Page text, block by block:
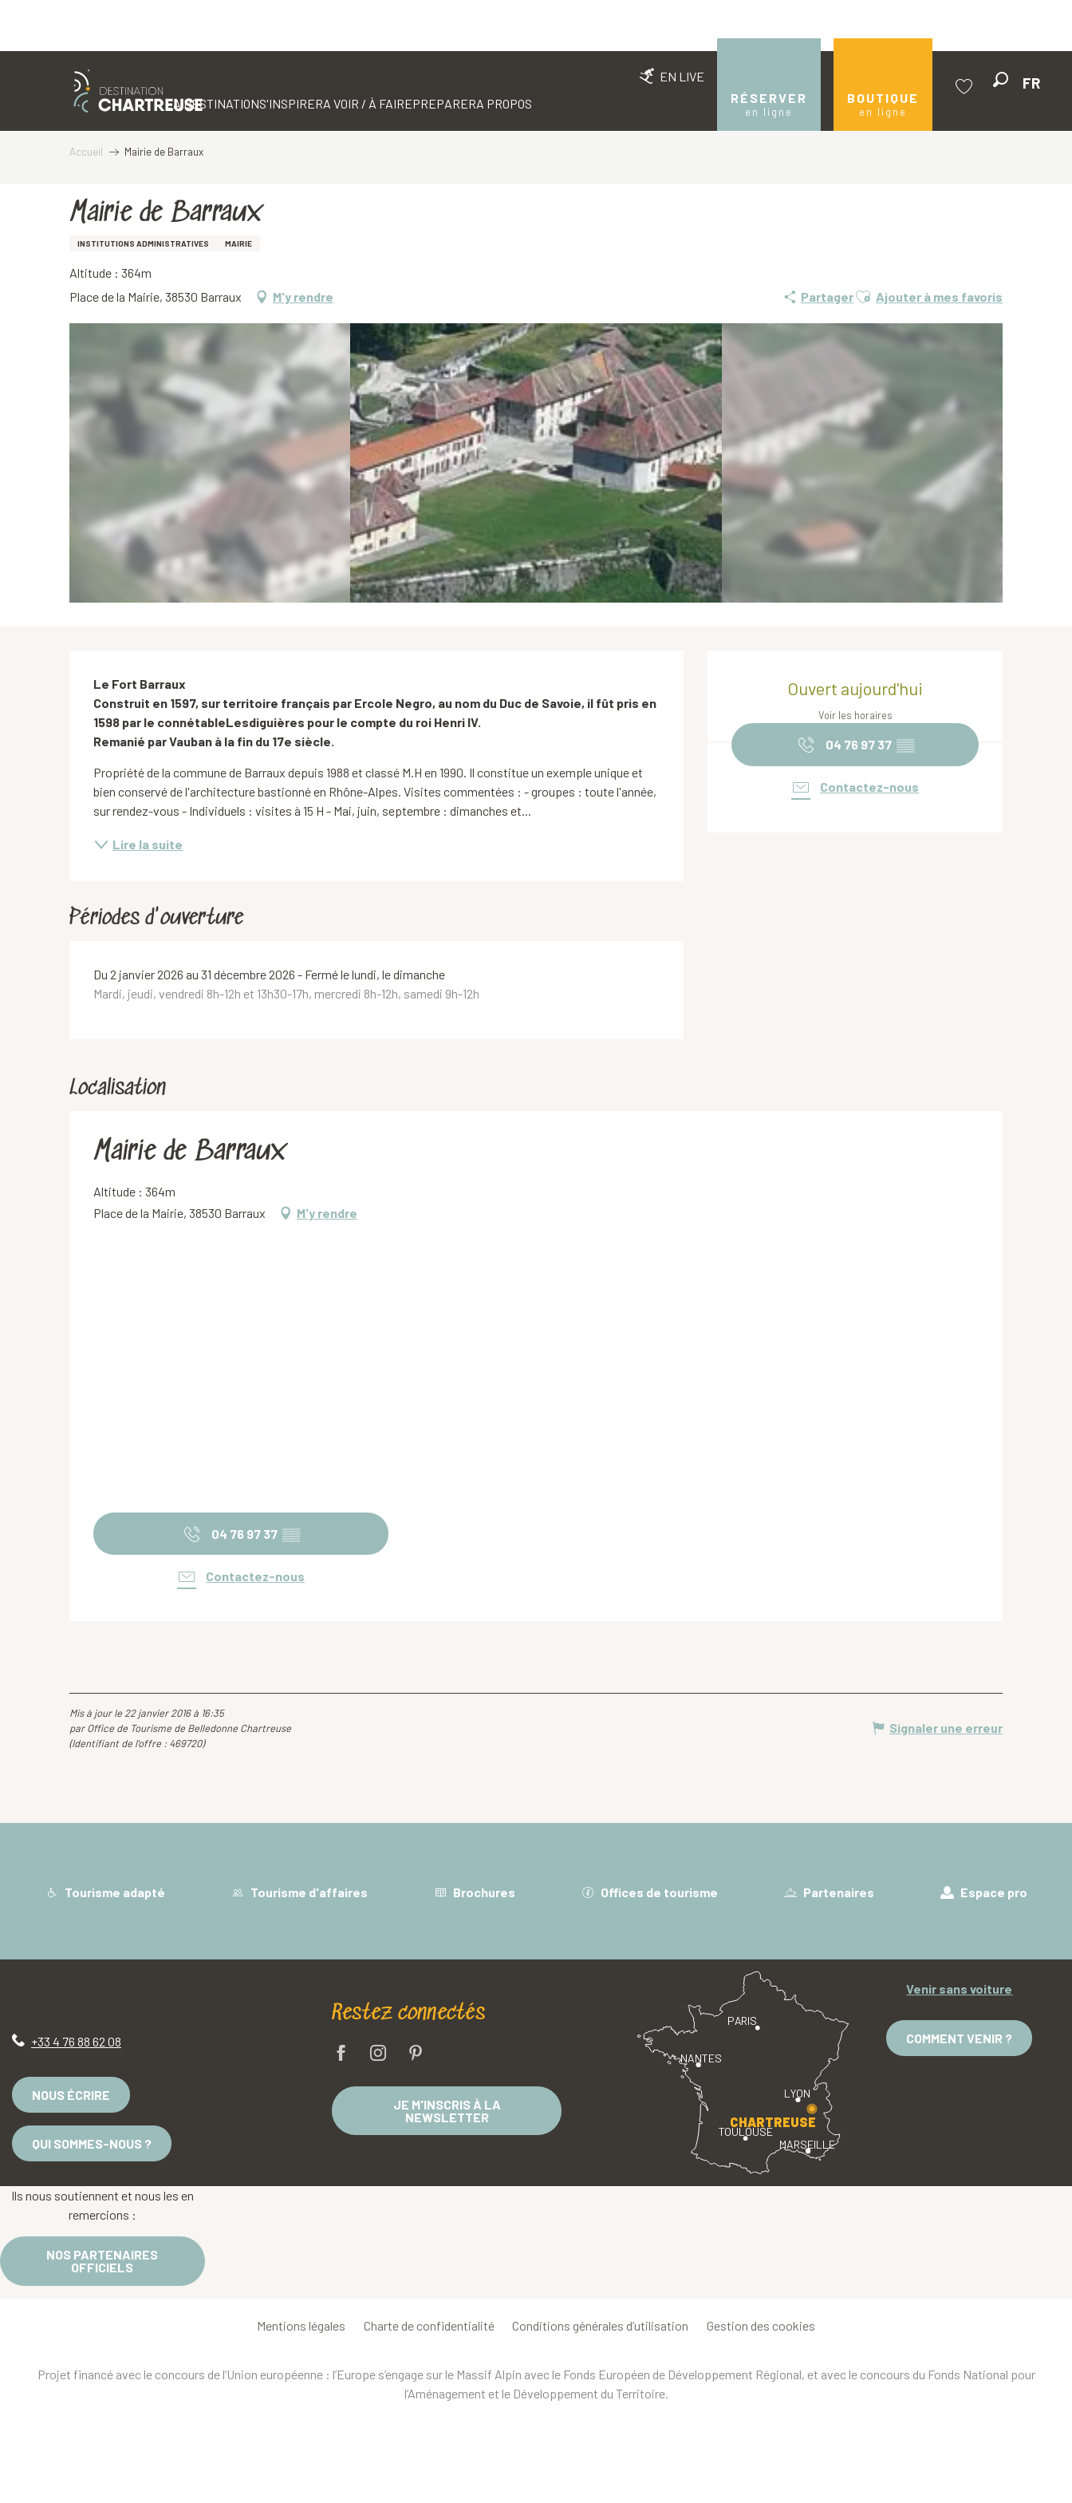
EN LIVE
RÉSERVER
en ligne
BOUTIQUE
en ligne
FR
LA DESTINATIONS'INSPIRERA VOIR / À FAIREPREPARERA PROPOS
Accueil Mairie de Barraux
Mairie de Barraux
INSTITUTIONS ADMINISTRATIVES MAIRIE
Altitude : 364m
Place de la Mairie, 38530 Barraux
M'y rendre PartagerAjouter aux favoris
Ajouter à mes favoris
Ouverture et coordonnées
Ouvert aujourd'hui
Voir les horaires
04 76 97 37 ▒▒
Contactez-nous
Description
Le Fort Barraux
Construit en 1597, sur territoire français par Ercole Negro, au nom du Duc de Savoie, il fût pris en
1598 par le connétableLesdiguières pour le compte du roi Henri IV.
Remanié par Vauban à la fin du 17e siècle.
Propriété de la commune de Barraux depuis 1988 et classé M.H en 1990. Il constitue un exemple unique et
bien conservé de l'architecture bastionné en Rhône-Alpes. Visites commentées : - groupes : toute l'année,
sur rendez-vous - Individuels : visites à 15 H - Mai, juin, septembre : dimanches et...
Lire la suite
Périodes d'ouverture
Du 2 janvier 2026 au 31 décembre 2026 - Fermé le lundi, le dimanche
Mardi, jeudi, vendredi 8h-12h et 13h30-17h, mercredi 8h-12h, samedi 9h-12h
Localisation
Mairie de Barraux
Altitude : 364m
Place de la Mairie, 38530 Barraux
M'y rendre
04 76 97 37 ▒▒
Contactez-nous
Mis à jour le 22 janvier 2016 à 16:35
par Office de Tourisme de Belledonne Chartreuse
(Identifiant de l'offre : 469720)
Signaler une erreur
Tourisme adapté Tourisme d'affaires Brochures Offices de tourisme Partenaires Espace pro
+33 4 76 88 62 08
NOUS ÉCRIRE
QUI SOMMES-NOUS ?
Restez connectés
JE M'INSCRIS À LA
NEWSLETTER
PARIS
LYON
TOULOUSE
MARSEILLE
NANTES
CHARTREUSE
Venir sans voiture
COMMENT VENIR ?
Ils nous soutiennent et nous les en
remercions :
NOS PARTENAIRES
OFFICIELS
Mentions légales Charte de confidentialité Conditions générales d’utilisation Gestion des cookies
Projet financé avec le concours de l’Union européenne : l’Europe s’engage sur le Massif Alpin avec le Fonds Européen de Développement Régional, et avec le concours du Fonds National pour
l’Aménagement et le Développement du Territoire.